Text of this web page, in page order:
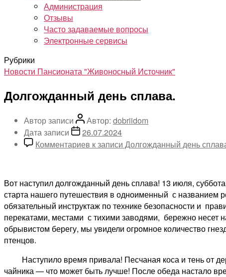
Администрация
Отзывы
Часто задаваемые вопросы
Электронные сервисы
Рубрики
Новости Пансионата "Живоносный Источник"
Долгожданный день сплава.
Автор записи Автор: dobriidom
Дата записи
26.07.2024
Комментариев к записи Долгожданный день
Вот наступил долгожданный день сплава! 13 июля,
старта нашего путешествия в одноименный с названием
обязательный инструктаж по технике безопасности и
перекатами, местами с тихими заводями, бережно
обрывистом берегу, мы увидели огромное количество
птенцов.
Наступило время привала! Песчаная коса и тень от
чайника — что может быть лучше! После обеда настало